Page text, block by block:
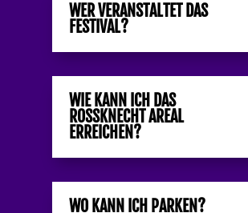
WER VERANSTALTET DAS
FESTIVAL?
WIE KANN ICH DAS
ROSSKNECHT AREAL
ERREICHEN?
WO KANN ICH PARKEN?